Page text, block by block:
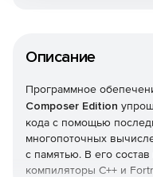
Описание
Программное
Composer Edition
кода с помощью
многопоточных
с памятью. В его
компиляторы С++ и